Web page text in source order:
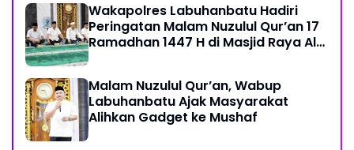
Wakapolres Labuhanbatu Hadiri
Peringatan Malam Nuzulul Qur’an 17
Ramadhan 1447 H di Masjid Raya Al-
Malam Nuzulul Qur’an, Wabup
Labuhanbatu Ajak Masyarakat
Alihkan Gadget ke Mushaf